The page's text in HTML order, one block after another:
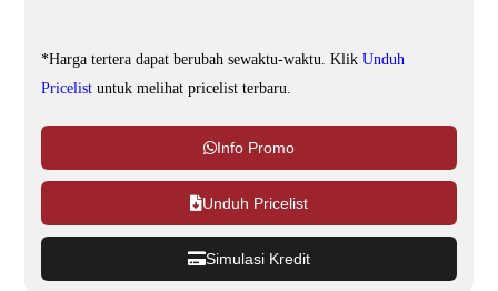
*Harga tertera dapat berubah sewaktu-waktu. KlikUnduh
Pricelist untuk melihat pricelist terbaru.
Info Promo
Unduh Pricelist
Simulasi Kredit
Pricelist
Artikel